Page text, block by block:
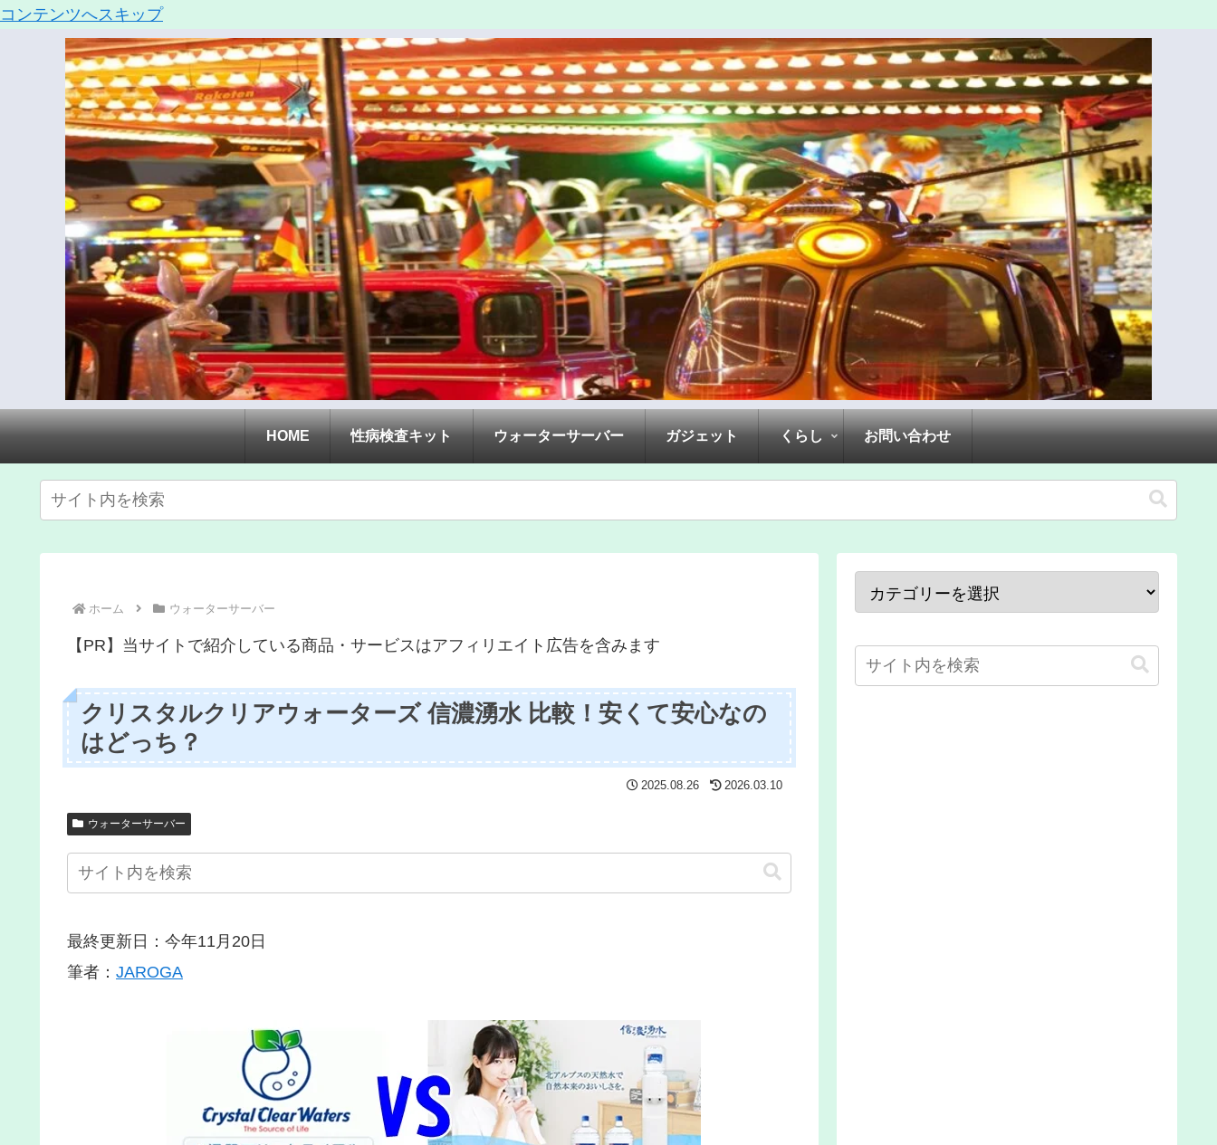
コンテンツへスキップ
HOME 性病検査キット ウォーターサーバー ガジェット くらし お問い合わせ
ホーム ウォーターサーバー
【PR】当サイトで紹介している商品・サービスはアフィリエイト広告を含みます
クリスタルクリアウォーターズ 信濃湧水 比較！安くて安心なの
はどっち？
2025.08.26 2026.03.10
ウォーターサーバー
最終更新日：今年11月20日
筆者： JAROGA